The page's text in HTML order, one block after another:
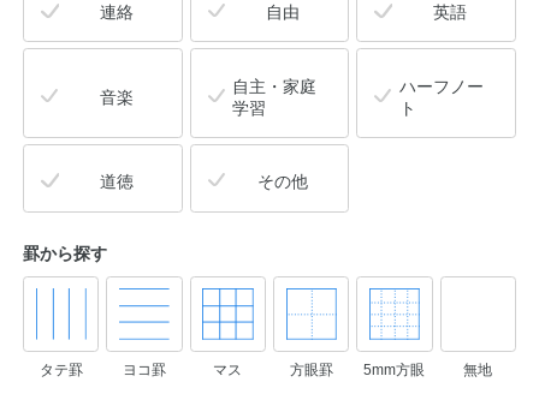
連絡 自由 英語
音楽
自主・家庭
学習
ハーフノー
ト
道徳 その他
罫から探す
タテ罫 ヨコ罫 マス 方眼罫 5mm方眼 無地